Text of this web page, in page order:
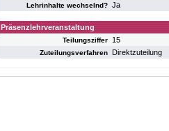
Lehrinhalte wechselnd? Ja
Präsenzlehrveranstaltung
Teilungsziffer 15
Zuteilungsverfahren Direktzuteilung